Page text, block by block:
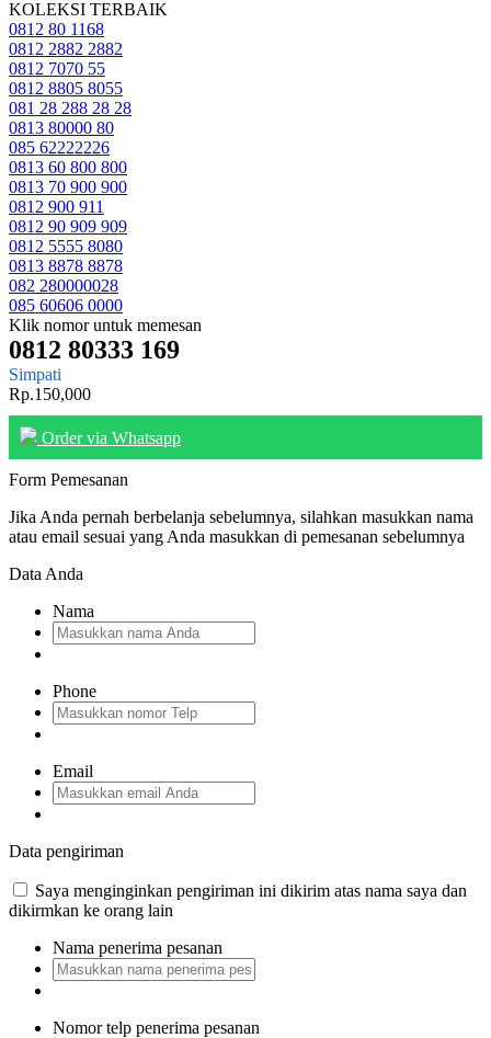
KOLEKSI TERBAIK
0812 80 1168
0812 2882 2882
0812 7070 55
0812 8805 8055
081 28 288 28 28
0813 80000 80
085 62222226
0813 60 800 800
0813 70 900 900
0812 900 911
0812 90 909 909
0812 5555 8080
0813 8878 8878
082 280000028
085 60606 0000
Klik nomor untuk memesan
0812 80333 169
Simpati
Rp.150,000
Order via Whatsapp
Form Pemesanan
Jika Anda pernah berbelanja sebelumnya, silahkan masukkan nama
atau email sesuai yang Anda masukkan di pemesanan sebelumnya
Data Anda
Nama
Phone
Email
Data pengiriman
Saya menginginkan pengiriman ini dikirim atas nama saya dan
dikirmkan ke orang lain
Nama penerima pesanan
Nomor telp penerima pesanan